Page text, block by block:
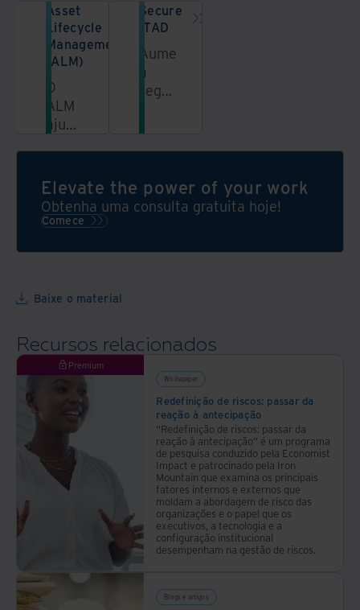
Asset
Lifecycle
Management
(ALM)
O
ALM
ajuda
não
apenas
seus
e o
ambiente,
mas
seus
resultados
financeiros
Secure
ITAD
Aumente
a
segurança,
proteja
a
reputação
sua
ITAD
Elevate the power of your work
Obtenha uma consulta gratuita hoje!
Comece
Baixe o material
Recursos relacionados
Premium
Whitepaper
Redefinição de riscos: passar da
reação à antecipação
“Redefinição de riscos: passar da
reação à antecipação” é um programa
de pesquisa conduzido pela Economist
Impact e patrocinado pela Iron
Mountain que examina os principais
fatores internos e externos que
moldam a abordagem de risco das
organizações e o papel que os
executivos, a tecnologia e a
configuração institucional
desempenham na gestão de riscos.
Blogs e artigos